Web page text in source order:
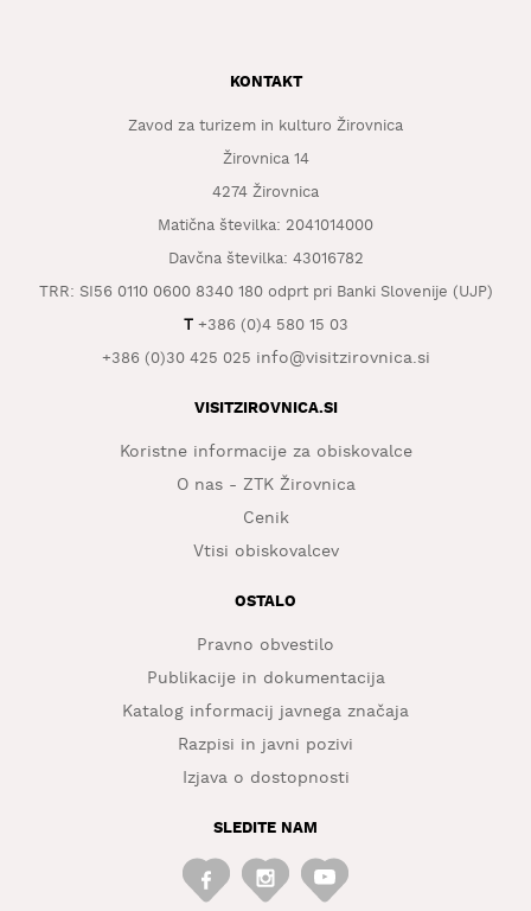
KONTAKT
Zavod za turizem in kulturo Žirovnica
Žirovnica 14
4274 Žirovnica
Matična številka: 2041014000
Davčna številka: 43016782
TRR: SI56 0110 0600 8340 180 odprt pri Banki Slovenije (UJP)
T+386 (0)4 580 15 03
+386 (0)30 425 025 info@visitzirovnica.si
VISITZIROVNICA.SI
Koristne informacije za obiskovalce
O nas - ZTK Žirovnica
Cenik
Vtisi obiskovalcev
OSTALO
Pravno obvestilo
Publikacije in dokumentacija
Katalog informacij javnega značaja
Razpisi in javni pozivi
Izjava o dostopnosti
SLEDITE NAM